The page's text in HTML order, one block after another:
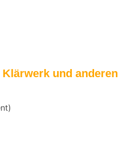
und anderen